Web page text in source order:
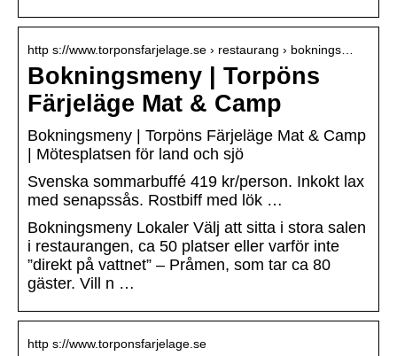
http s://www.torponsfarjelage.se › restaurang › boknings…
Bokningsmeny | Torpöns
Färjeläge Mat & Camp
Bokningsmeny | Torpöns Färjeläge Mat & Camp
| Mötesplatsen för land och sjö
Svenska sommarbuffé 419 kr/person. Inkokt lax
med senapssås. Rostbiff med lök …
Bokningsmeny Lokaler Välj att sitta i stora salen
i restaurangen, ca 50 platser eller varför inte
”direkt på vattnet” – Pråmen, som tar ca 80
gäster. Vill n …
http s://www.torponsfarjelage.se